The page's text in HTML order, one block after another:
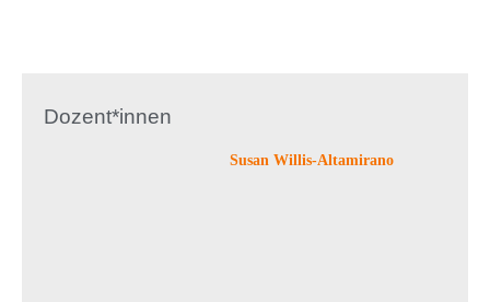
Dozent*innen
Susan Willis-Altamirano